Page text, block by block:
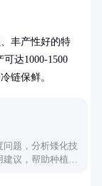
丰产性好的特
达1000-1500
链保鲜。
题，分析矮化技
议，帮助种植者